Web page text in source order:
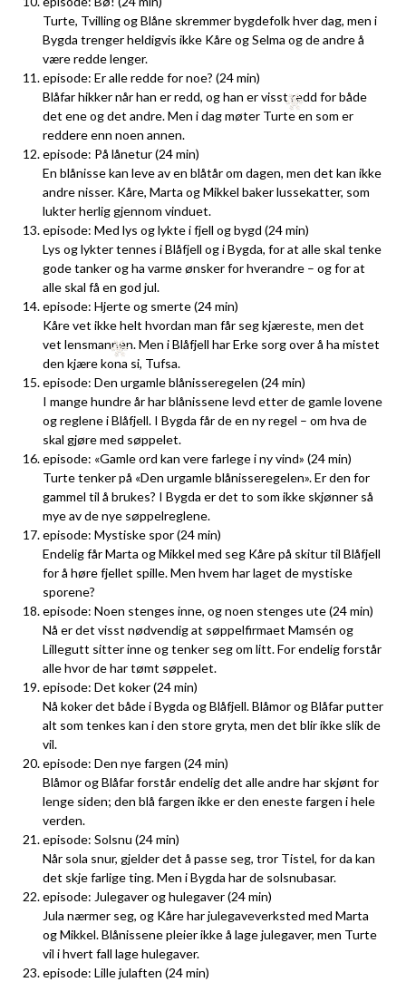
Turte, Tvilling og Blåne skremmer bygdefolk hver dag, men i
Bygda trenger heldigvis ikke Kåre og Selma og de andre å
være redde lenger.
episode: Er alle redde for noe? (24 min)
Blåfar hikker når han er redd, og han er visst redd for både
det ene og det andre. Men i dag møter Turte en som er
reddere enn noen annen.
episode: På lånetur (24 min)
En blånisse kan leve av en blåtår om dagen, men det kan ikke
andre nisser. Kåre, Marta og Mikkel baker lussekatter, som
lukter herlig gjennom vinduet.
episode: Med lys og lykte i fjell og bygd (24 min)
Lys og lykter tennes i Blåfjell og i Bygda, for at alle skal tenke
gode tanker og ha varme ønsker for hverandre – og for at
alle skal få en god jul.
episode: Hjerte og smerte (24 min)
Kåre vet ikke helt hvordan man får seg kjæreste, men det
vet lensmannen. Men i Blåfjell har Erke sorg over å ha mistet
den kjære kona si, Tufsa.
episode: Den urgamle blånisseregelen (24 min)
I mange hundre år har blånissene levd etter de gamle lovene
og reglene i Blåfjell. I Bygda får de en ny regel – om hva de
skal gjøre med søppelet.
episode: «Gamle ord kan vere farlege i ny vind» (24 min)
Turte tenker på «Den urgamle blånisseregelen». Er den for
gammel til å brukes? I Bygda er det to som ikke skjønner så
mye av de nye søppelreglene.
episode: Mystiske spor (24 min)
Endelig får Marta og Mikkel med seg Kåre på skitur til Blåfjell
for å høre fjellet spille. Men hvem har laget de mystiske
sporene?
episode: Noen stenges inne, og noen stenges ute (24 min)
Nå er det visst nødvendig at søppelfirmaet Mamsén og
Lillegutt sitter inne og tenker seg om litt. For endelig forstår
alle hvor de har tømt søppelet.
episode: Det koker (24 min)
Nå koker det både i Bygda og Blåfjell. Blåmor og Blåfar putter
alt som tenkes kan i den store gryta, men det blir ikke slik de
vil.
episode: Den nye fargen (24 min)
Blåmor og Blåfar forstår endelig det alle andre har skjønt for
lenge siden; den blå fargen ikke er den eneste fargen i hele
verden.
episode: Solsnu (24 min)
Når sola snur, gjelder det å passe seg, tror Tistel, for da kan
det skje farlige ting. Men i Bygda har de solsnubasar.
episode: Julegaver og hulegaver (24 min)
Jula nærmer seg, og Kåre har julegaveverksted med Marta
og Mikkel. Blånissene pleier ikke å lage julegaver, men Turte
vil i hvert fall lage hulegaver.
episode: Lille julaften (24 min)